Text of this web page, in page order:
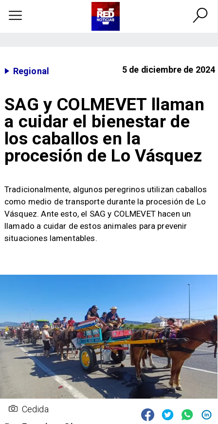
Regional 5 de diciembre de 2024
SAG y COLMEVET llaman
a cuidar el bienestar de
los caballos en la
procesión de Lo Vásquez
​Tradicionalmente, algunos peregrinos utilizan caballos
como medio de transporte durante la procesión de Lo
Vásquez. Ante esto, el SAG y COLMEVET hacen un
llamado a cuidar de estos animales para prevenir
situaciones lamentables.
Cedida